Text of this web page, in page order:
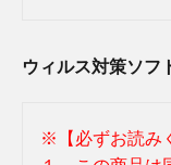
ウィルス対策ソフ
※【必ずお読み